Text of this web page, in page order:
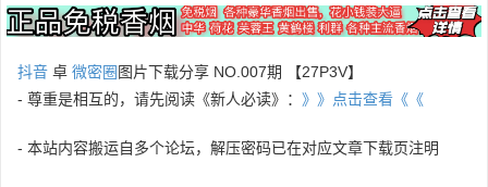
抖音 卓 微密圈 图片下载分享 NO.007期 【27P3V】
- 尊重是相互的，请先阅读《新人必读》： 》》点击查看《《
- 本站内容搬运自多个论坛，解压密码已在对应文章下载页注明